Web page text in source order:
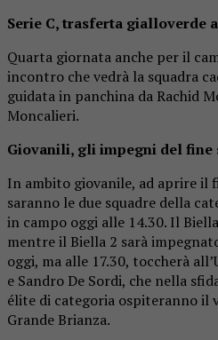
Serie C, trasferta gialloverde
Quarta giornata anche per il
incontro che vedrà la squadra
guidata in panchina da Rachid
Moncalieri.
Giovanili, gli impegni del fine
In ambito giovanile, ad aprire il
saranno le due squadre della
in campo oggi alle 14.30. Il
mentre il Biella 2 sarà
oggi, ma alle 17.30, toccherà
e Sandro De Sordi, che nella
élite di categoria ospiteranno il
Grande Brianza.